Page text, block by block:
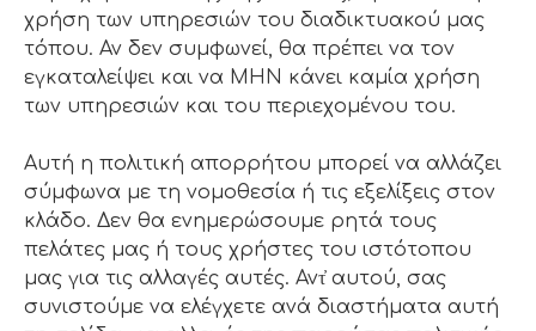
χρήση των υπηρεσιών του διαδικτυακού μας
τόπου. Αν δεν συμφωνεί, θα πρέπει να τον
εγκαταλείψει και να ΜΗΝ κάνει καμία χρήση
των υπηρεσιών και του περιεχομένου του.
Αυτή η πολιτική απορρήτου μπορεί να αλλάζει
σύμφωνα με τη νομοθεσία ή τις εξελίξεις στον
κλάδο. Δεν θα ενημερώσουμε ρητά τους
πελάτες μας ή τους χρήστες του ιστότοπου
μας για τις αλλαγές αυτές. Αντ̓ αυτού, σας
συνιστούμε να ελέγχετε ανά διαστήματα αυτή